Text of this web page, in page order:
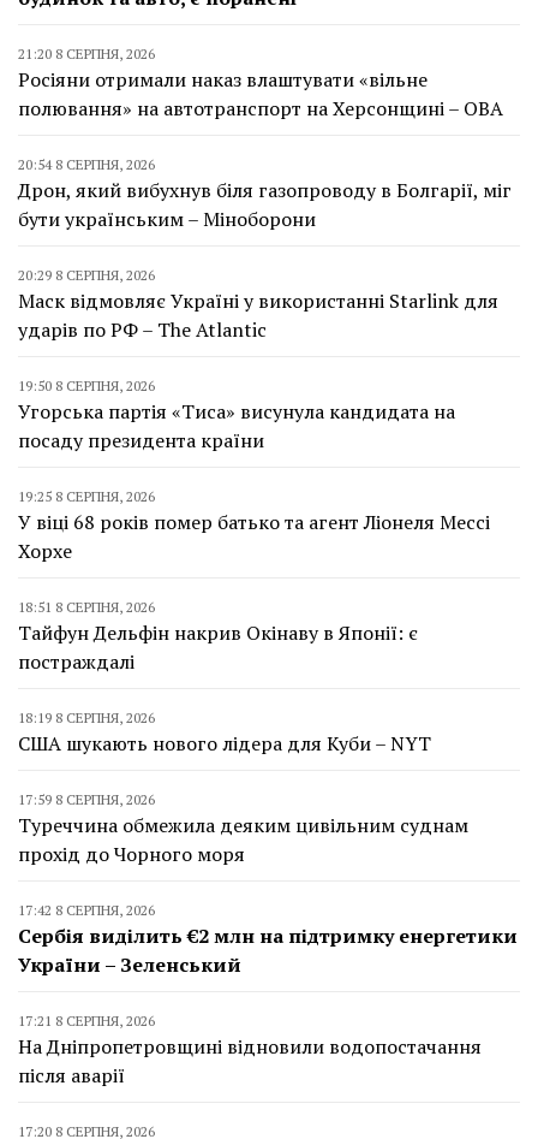
21:20 8 СЕРПНЯ, 2026
Росіяни отримали наказ влаштувати «вільне
полювання» на автотранспорт на Херсонщині – ОВА
20:54 8 СЕРПНЯ, 2026
Дрон, який вибухнув біля газопроводу в Болгарії, міг
бути українським – Міноборони
20:29 8 СЕРПНЯ, 2026
Маск відмовляє Україні у використанні Starlink для
ударів по РФ – The Atlantic
19:50 8 СЕРПНЯ, 2026
Угорська партія «Тиса» висунула кандидата на
посаду президента країни
19:25 8 СЕРПНЯ, 2026
У віці 68 років помер батько та агент Ліонеля Мессі
Хорхе
18:51 8 СЕРПНЯ, 2026
Тайфун Дельфін накрив Окінаву в Японії: є
постраждалі
18:19 8 СЕРПНЯ, 2026
США шукають нового лідера для Куби – NYT
17:59 8 СЕРПНЯ, 2026
Туреччина обмежила деяким цивільним суднам
прохід до Чорного моря
17:42 8 СЕРПНЯ, 2026
Сербія виділить €2 млн на підтримку енергетики
України – Зеленський
17:21 8 СЕРПНЯ, 2026
На Дніпропетровщині відновили водопостачання
після аварії
17:20 8 СЕРПНЯ, 2026